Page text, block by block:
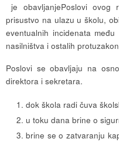
je obavljanjePoslovi ovog
prisustvo na ulazu u školu,
eventualnih incidenata
nasilništva i ostalih
Poslovi se obavljaju na
direktora i sekretara.
dok škola radi čuva
u toku dana brine o
brine se o zatvaranju